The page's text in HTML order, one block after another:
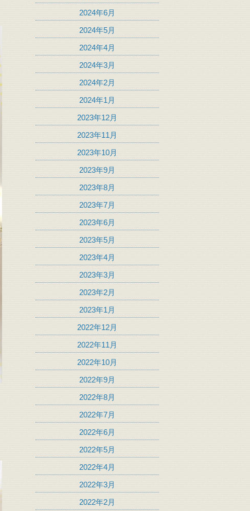
2024年6月
2024年5月
2024年4月
2024年3月
2024年2月
2024年1月
2023年12月
2023年11月
2023年10月
2023年9月
2023年8月
2023年7月
2023年6月
2023年5月
2023年4月
2023年3月
2023年2月
2023年1月
2022年12月
2022年11月
2022年10月
2022年9月
2022年8月
2022年7月
2022年6月
2022年5月
2022年4月
2022年3月
2022年2月